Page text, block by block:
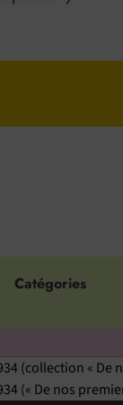
Catégories
(collection « De
(« De nos